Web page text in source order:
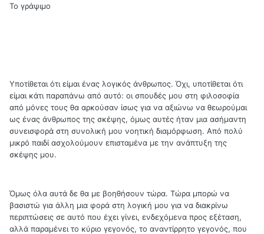
Το γράψιμο
Υποτίθεται ότι είμαι ένας λογικός άνθρωπος. Όχι, υποτίθεται ότι
είμαι κάτι παραπάνω από αυτό: οι σπουδές μου στη φιλοσοφία
από μόνες τους θα αρκούσαν ίσως για να αξιώνω να θεωρούμαι
ως ένας άνθρωπος της σκέψης, όμως αυτές ήταν μια ασήμαντη
συνεισφορά στη συνολική μου νοητική διαμόρφωση. Από πολύ
μικρό παιδί ασχολούμουν επισταμένα με την ανάπτυξη της
σκέψης μου.
Όμως όλα αυτά δε θα με βοηθήσουν τώρα. Τώρα μπορώ να
βασιστώ για άλλη μια φορά στη λογική μου για να διακρίνω
περιπτώσεις σε αυτό που έχει γίνει, ενδεχόμενα προς εξέταση,
αλλά παραμένει το κύριο γεγονός, το αναντίρρητο γεγονός, που